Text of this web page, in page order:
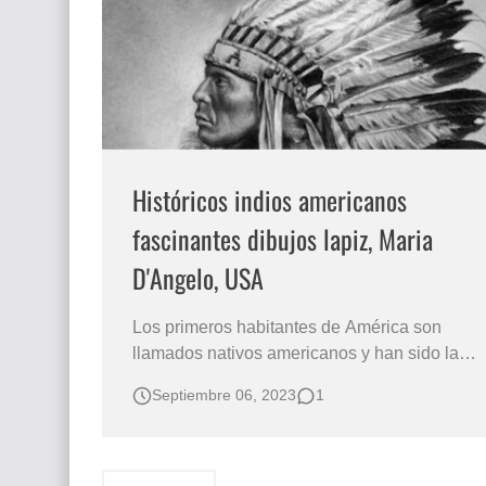
Que significan los cuadros de negras
El mundo del arte en pintura surrealista
Históricos indios americanos
fascinantes dibujos lapiz, Maria
D'Angelo, USA
Los primeros habitantes de América son
llamados nativos americanos y han sido la
D'Angelo Newton pintora y dibujante de
Septiembre 06, 2023 1